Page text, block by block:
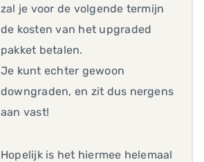
zal je voor de volgende termijn
de kosten van het upgraded
pakket betalen.
Je kunt echter gewoon
downgraden, en zit dus nergens
aan vast!
Hopelijk is het hiermee helemaal